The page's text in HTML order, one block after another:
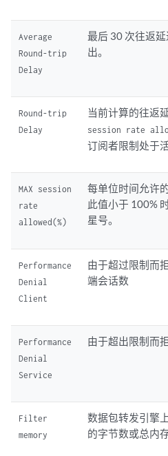
Average
Round-trip
Delay
最后 30 次往返
出。
Round-trip
Delay
当前计算的往返
session rate
订阅者限制处于
MAX session
rate
allowed(%)
每单位时间允许
此值小于 100%
星号。
Performance
Denial
Client
由于超过限制而
端会话数
Performance
Denial
Service
由于超出限制而
Filter
memory
数据包转发引擎
的字节数或总内